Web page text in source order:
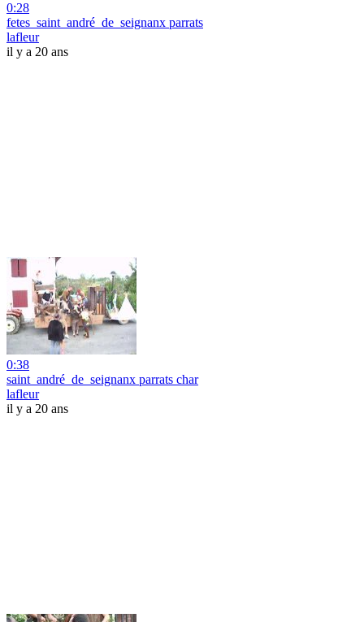
0:28
fetes_saint_andré_de_seignanx parrats
lafleur
il y a 20 ans
0:38
saint_andré_de_seignanx parrats char
lafleur
il y a 20 ans